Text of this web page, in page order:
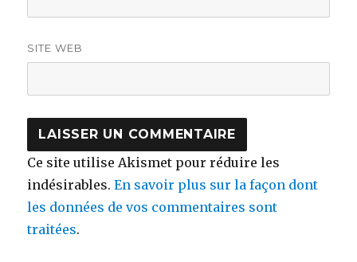
SITE WEB
Ce site utilise Akismet pour réduire les
indésirables.En savoir plus sur la façon dont
les données de vos commentaires sont
traitées.